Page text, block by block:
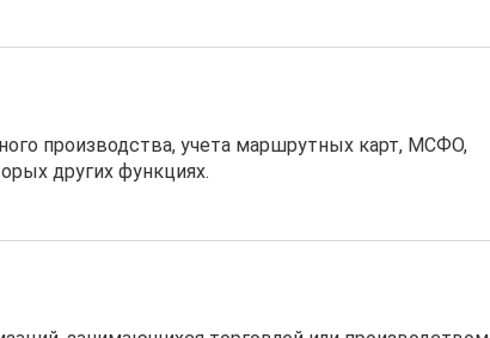
производства, учета маршрутных карт, МСФО,
других функциях.